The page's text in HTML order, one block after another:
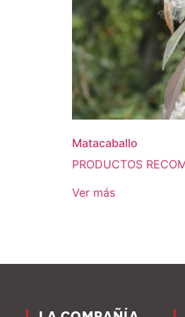
Matacaballo
PRODUCTOS
Ver más